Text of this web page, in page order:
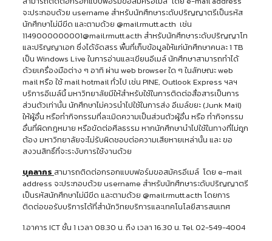
จะประกอบด้วย username สำหรับนักศึกษาระดับปริญญาตรีเป็นรหัส
นักศึกษาไม่มีขีด และตามด้วย @mail.rmutt.ac.th เช่น
1149000000001@mail.rmutt.ac.th สำหรับนักศึกษาระดับปริญญาโท
และปริญญาเอก ซึ่งได้จัดสรร พื้นที่เก็บข้อมูลให้แก่นักศึกษาคนละ 1 TB
เป็น Windows Live ในการอ่านและเขียนอีเมล์ นักศึกษาสามารถทำได้
ด้วยเครื่องมือต่าง ๆ อาทิ ผ่าน web browser ใด ๆ ในลักษณะ web
mail หรือ ใช้ mail hotmail ทั่วไป เช่น PINE, Outlook Express ฯลฯ
บริการอีเมล์นี้ มหาวิทยาลัยมีให้สำหรับใช้ในการติดต่อสื่อสารเป็นการ
ส่วนตัวเท่านั้น นักศึกษาไม่ควรนำไปใช้ในการส่ง อีเมล์ขยะ (Junk Mail)
ให้ผู้อื่น หรือทำกิจกรรมที่ละเมิดความเป็นส่วนตัวผู้อื่น หรือ ทำกิจกรรม
อื่นที่ผิดกฎหมาย หรือขัดต่อศีลธรรม หากนักศึกษานำไปใช้ในทางที่ไม่ถูก
ต้อง มหาวิทยาลัยจะไม่รับผิดชอบต่อความเสียหายเหล่านั้น และ ขอ
สงวนสิทธิ์ที่จะระงับการใช้งานด้วย
บุคลากร สามารถติดต่อกรอกแบบฟอร์มขอสมัครอีเมล์ โดย e-mail
address จะประกอบด้วย username สำหรับนักศึกษาระดับปริญญาตรี
เป็นรหัสนักศึกษาไม่มีขีด และตามด้วย @mail.rmutt.ac.th โดยการ
ติดต่อขอรับบริการได้ที่สำนักวิทยบริการและเทคโนโลยีสารสนเทศ
1.อาคาร ICT ชั้น 1 เวลา 08.30 น. ถึง เวลา 16.30 น. Tel. 02-549-4004